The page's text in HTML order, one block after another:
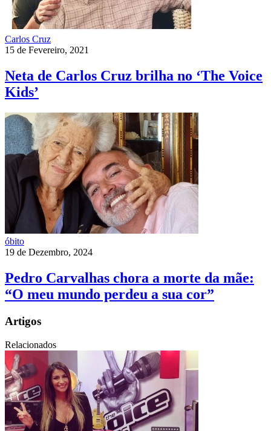
Carlos Cruz
15 de Fevereiro, 2021
Neta de Carlos Cruz brilha no ‘The Voice
Kids’
óbito
19 de Dezembro, 2024
Pedro Carvalhas chora a morte da mãe:
“O meu mundo perdeu a sua cor”
Artigos
Relacionados